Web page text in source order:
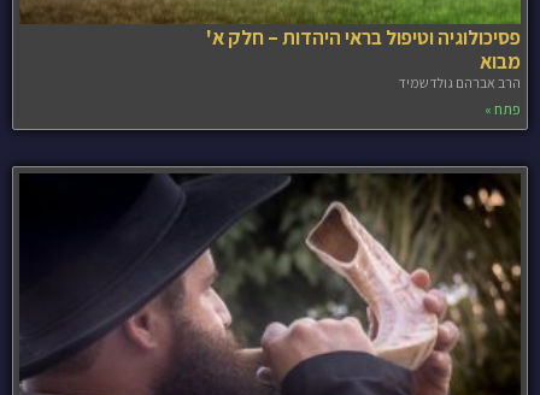
פסיכולוגיה וטיפול בראי היהדות – חלק א'
מבוא
הרב אברהם גולדשמיד
פתח »